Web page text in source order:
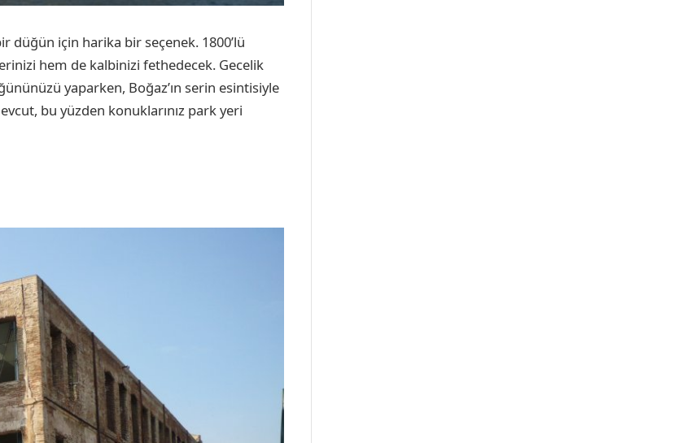
düğün için harika bir seçenek. 1800’lü
hem de kalbinizi fethedecek. Gecelik
yaparken, Boğaz’ın serin esintisiyle
bu yüzden konuklarınız park yeri